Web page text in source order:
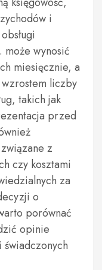
i
może wynosić
miesięcznie, a
liczby
takich jak
przed
z
czy kosztami
za
o
porównać
opinie
świadczonych